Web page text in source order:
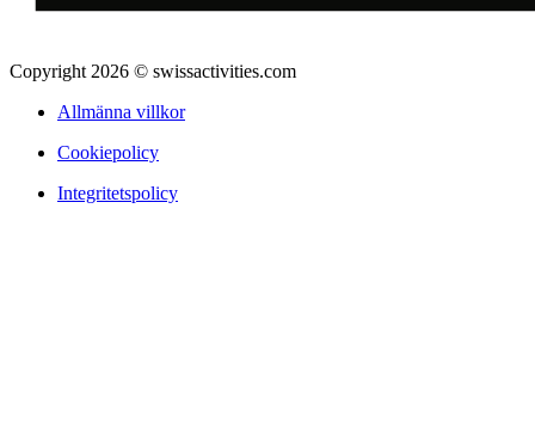
Copyright 2026 © swissactivities.com
Allmänna villkor
Cookiepolicy
Integritetspolicy